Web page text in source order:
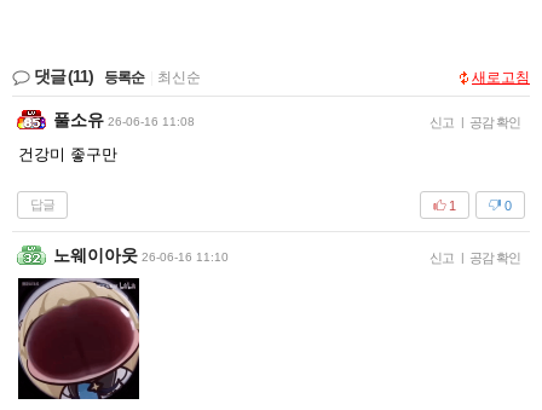
댓글(11) 등록순 최신순 새로고침
풀소유 26-06-16 11:08 신고 | 공감 확인
건강미 좋구만
답글 0
1
노웨이아웃 26-06-16 11:10 신고 | 공감 확인